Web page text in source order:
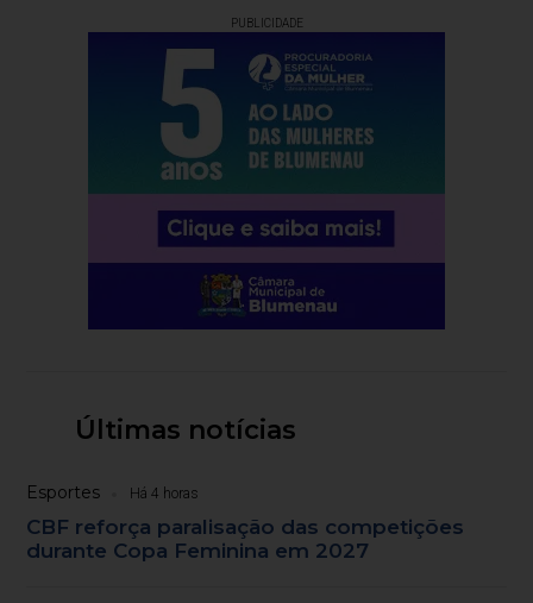
PUBLICIDADE
Últimas notícias
Esportes Há 4 horas
CBF reforça paralisação das competições
durante Copa Feminina em 2027